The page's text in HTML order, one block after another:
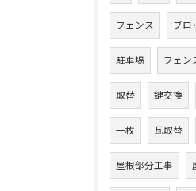
フェンス ブロ
駐車場 フェン
取替 鍵交換
一枚 瓦取替
屋根部分工事